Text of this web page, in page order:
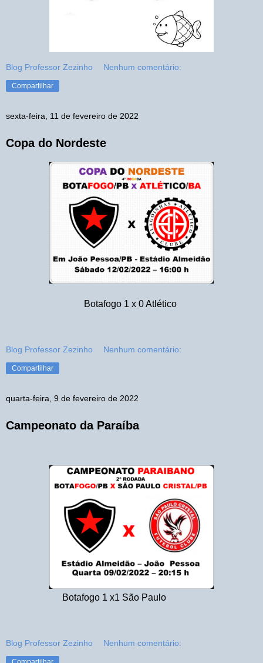
Blog Professor Zezinho Nenhum comentário:
Compartilhar
sexta-feira, 11 de fevereiro de 2022
Copa do Nordeste
Botafogo 1 x 0 Atlético
Blog Professor Zezinho Nenhum comentário:
Compartilhar
quarta-feira, 9 de fevereiro de 2022
Campeonato da Paraíba
Botafogo 1 x1 São Paulo
Blog Professor Zezinho Nenhum comentário: